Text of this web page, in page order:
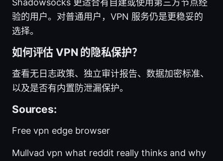
验的用户。对普通用户，VPN 服务仍是更稳妥的
选择。
如何评估 VPN 的隐私保护？
查看无日志政策、独立审计报告、数据加密标准、
以及是否有内置防泄漏保护。
Sources:
Free vpn edge browser
Mullvad vpn what reddit really thinks and why